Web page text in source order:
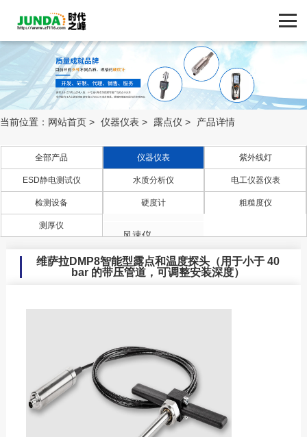
品牌中心
新闻动态
技术支持
联系我们
服务热线：13760205028
联系邮箱：liu56817@126.com
ZF116.COM
当前位置： 网站首页 > 仪器仪表 > 露点仪 > 产品详情
全部产品 仪器仪表
照度计
流量计
风速仪
温度计
测力计/推拉力计/
转速表，频闪仪
紫外线灯
ESD静电测试仪 水质分析仪 电工仪器仪表
检测设备 硬度计 粗糙度仪
测厚仪
维萨拉DMP8智能型露点和温度探头（用于小于 40
bar 的带压管道，可调整安装深度）